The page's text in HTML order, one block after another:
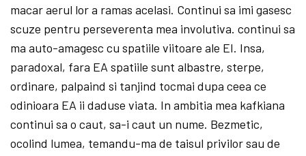
macar aerul lor a ramas acelasi. Continui sa imi gasesc
scuze pentru perseverenta mea involutiva. continui sa
ma auto-amagesc cu spatiile viitoare ale EI. Insa,
paradoxal, fara EA spatiile sunt albastre, sterpe,
ordinare, palpaind si tanjind tocmai dupa ceea ce
odinioara EA ii daduse viata. In ambitia mea kafkiana
continui sa o caut, sa-i caut un nume. Bezmetic,
ocolind lumea, temandu-ma de taisul privilor sau de